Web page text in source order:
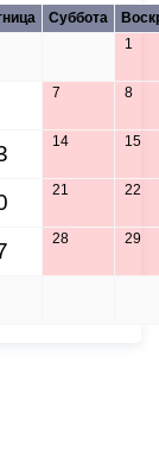
Суббота
1
7 8
14 15
21 22
28 29